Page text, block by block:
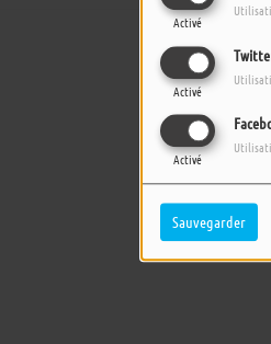
Activé
Activé
Activé
Sauvegarder